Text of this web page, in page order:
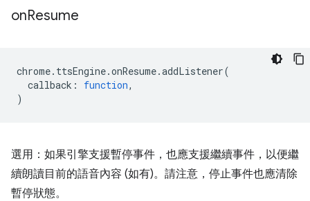
onResume
chrome. ttsEngine.onResume.addListener(
callback : function,
)
選用：如果引擎支援暫停事件，也應支援繼續事件，以便繼
續朗讀目前的語音內容 (如有)。請注意，停止事件也應清除
暫停狀態。